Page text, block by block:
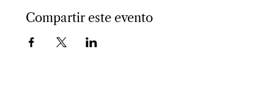
Compartir este evento